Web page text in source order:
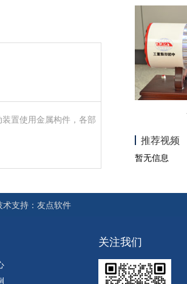
推荐视频
暂无信息
置使用金属构件，各部
术支持： 友点软件
关注我们